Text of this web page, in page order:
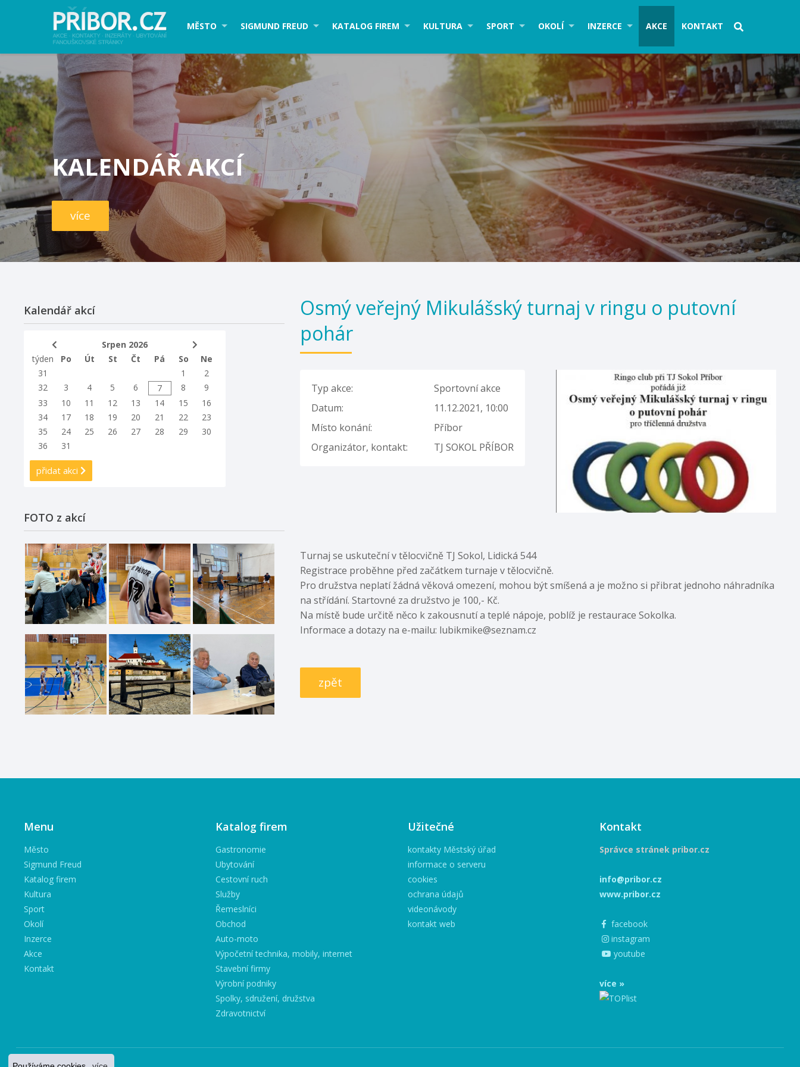
MĚSTO SIGMUND FREUD KATALOG FIREM KULTURA SPORT OKOLÍ INZERCE AKCE KONTAKT
KALENDÁŘ AKCÍ
více
Osmý veřejný Mikulášský turnaj v ringu o putovní
pohár
Typ akce:
Sportovní akce
Datum:
11.12.2021, 10:00
Místo konání:
Příbor
Organizátor, kontakt:
TJ SOKOL PŘÍBOR
Turnaj se uskuteční v tělocvičně TJ Sokol, Lidická 544
Registrace proběhne před začátkem turnaje v tělocvičně.
Pro družstva neplatí žádná věková omezení, mohou být smíšená a je možno si přibrat jednoho náhradníka
na střídání. Startovné za družstvo je 100,- Kč.
Na místě bude určitě něco k zakousnutí a teplé nápoje, poblíž je restaurace Sokolka.
Informace a dotazy na e-mailu: lubikmike@seznam.cz
zpět
Kalendář akcí
Srpen 2026
týden
Po Út St Čt Pá So
Ne
31
1
2
32
3 4 5 6 7 8
9
33
10 11 12 13 14 15
16
34
17 18 19 20 21 22
23
35
24 25 26 27 28 29
30
36
31
přidat akci
FOTO z akcí
Menu
Město
Sigmund Freud
Katalog firem
Kultura
Sport
Okolí
Inzerce
Akce
Kontakt
Katalog firem
Gastronomie
Ubytování
Cestovní ruch
Služby
Řemeslníci
Obchod
Auto-moto
Výpočetní technika, mobily, internet
Stavební firmy
Výrobní podniky
Spolky, sdružení, družstva
Zdravotnictví
Užitečné
kontakty Městský úřad
informace o serveru
cookies
ochrana údajů
videonávody
kontakt web
Kontakt
Správce stránek pribor.cz
info@pribor.cz
www.pribor.cz
facebook
instagram
youtube
více »